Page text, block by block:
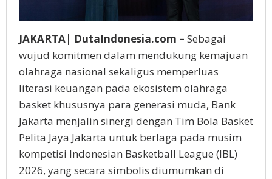
JAKARTA| DutaIndonesia.com – Sebagai
wujud komitmen dalam mendukung kemajuan
olahraga nasional sekaligus memperluas
literasi keuangan pada ekosistem olahraga
basket khususnya para generasi muda, Bank
Jakarta menjalin sinergi dengan Tim Bola Basket
Pelita Jaya Jakarta untuk berlaga pada musim
kompetisi Indonesian Basketball League (IBL)
2026, yang secara simbolis diumumkan di